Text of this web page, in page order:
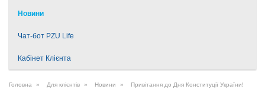
Порядок розгляду звернень споживачів фінансових послуг
Новини
Чат-бот PZU Life
Кабінет Клієнта
Головна Для клієнтів Новини Привітання до Дня Конституції України!